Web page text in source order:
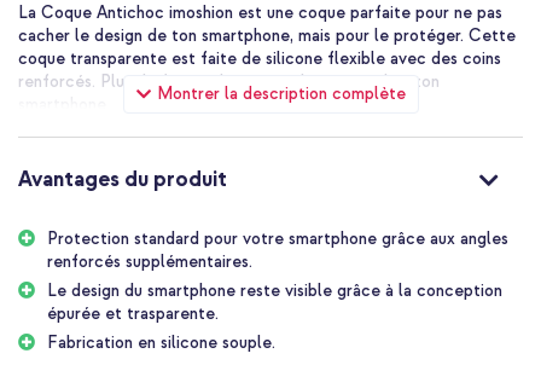
Montrer la description complète
La Coque Antichoc imoshion est une coque parfaite pour ne pas
cacher le design de ton smartphone, mais pour le protéger. Cette
coque transparente est faite de silicone flexible avec des coins
renforcés. Plus de frayeur lorsque tu laisses tomber ton
Bonne protection grâce aux coins renforcés
flexible et pliable, et en même temps solide et robuste. Cela
glisse moins facilement de tes mains. Les coins renforcés aident à
absorber les chocs. Ainsi, ton téléphone reste parfaitement
protégé contre les chutes et les chocs.
Protection de la caméra et de l'écran
Les bords de la coque dépassent légèrement au-dessus de ton
écran et de la caméra. Cela empêche l'écran et la caméra de
Avantages du produit
Protection standard pour votre smartphone grâce aux angles
renforcés supplémentaires.
Le design du smartphone reste visible grâce à la conception
épurée et trasparente.
Fabrication en silicone souple.